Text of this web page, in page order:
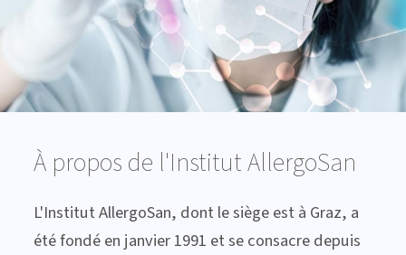
À propos de l'Institut AllergoSan
L'Institut AllergoSan, dont le siège est à Graz, a
été fondé en janvier 1991 et se consacre depuis